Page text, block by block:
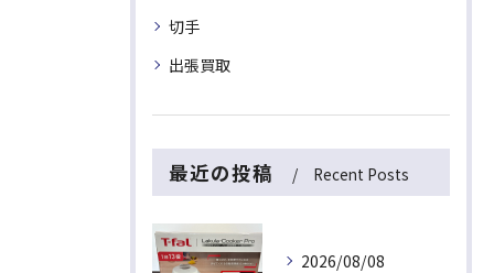
切手
出張買取
最近の投稿 Recent Posts
2026/08/08